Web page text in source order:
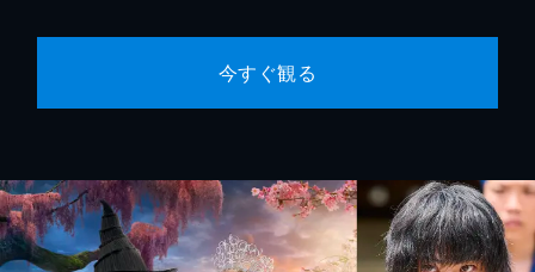
今すぐ観る